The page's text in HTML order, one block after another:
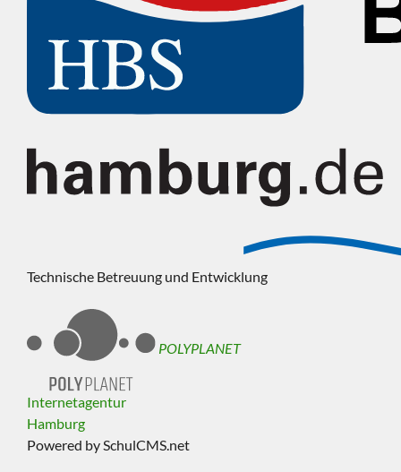
Technische Betreuung und Entwicklung
POLYPLANET
Internetagentur
Hamburg
Powered by SchulCMS.net